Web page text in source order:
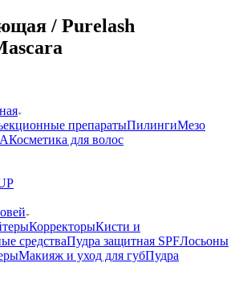
/ Purelash
препаратыПилингиМезо
Косметика для волос
КорректорыКисти и
средстваПудра защитная SPFЛосьоны
Макияж и уход для губПудра